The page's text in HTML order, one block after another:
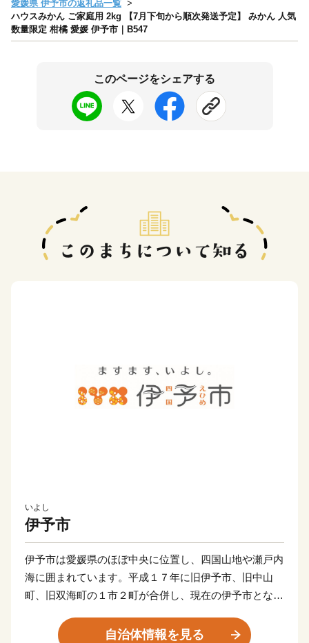
愛媛県 伊予市の返礼品一覧
ハウスみかん ご家庭用 2kg 【7月下旬から順次発送予定】 みかん 人気
数量限定 柑橘 愛媛 伊予市｜B547
このページをシェアする
いよし
伊予市
伊予市は愛媛県のほぼ中央に位置し、四国山地や瀬戸内
海に囲まれています。平成１７年に旧伊予市、旧中山
町、旧双海町の１市２町が合併し、現在の伊予市となり
車で２５分ほど。アクセスも良く住みやすいまちです。
自治体情報を見る